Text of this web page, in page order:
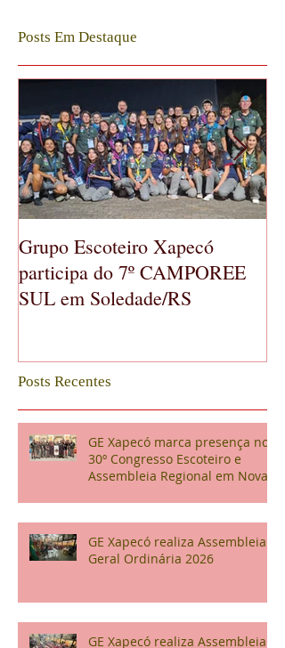
Posts Em Destaque
Grupo Escoteiro Xapecó
participa do 7º CAMPOREE
SUL em Soledade/RS
Posts Recentes
GE Xapecó marca presença no
30º Congresso Escoteiro e
Assembleia Regional em Nova
GE Xapecó realiza Assembleia
Geral Ordinária 2026
GE Xapecó realiza Assembleia